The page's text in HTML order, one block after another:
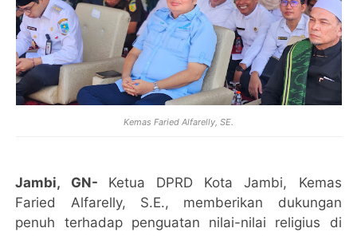
Kemas Faried Alfarelly, SE.
Jambi, GN- Ketua DPRD Kota Jambi, Kemas
Faried Alfarelly, S.E., memberikan dukungan
penuh terhadap penguatan nilai-nilai religius di